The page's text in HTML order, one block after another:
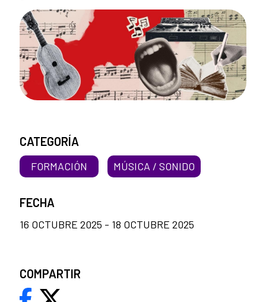
CATEGORÍA
FORMACIÓN MÚSICA / SONIDO
FECHA
16 OCTUBRE 2025 - 18 OCTUBRE 2025
COMPARTIR